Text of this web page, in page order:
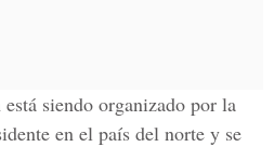
siendo organizado por la
en el país del norte y se